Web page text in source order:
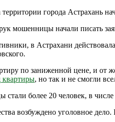
города Астрахань
мошенницы начали писать
в Астрахани
по заниженной цене, и от
квартиры, но так и не смогли
более 20 человек, в
возбуждено уголовное